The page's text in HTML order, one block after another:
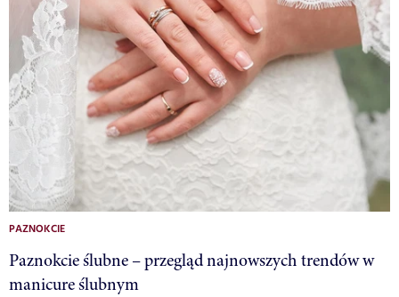
PAZNOKCIE
Paznokcie ślubne – przegląd najnowszych trendów w
manicure ślubnym